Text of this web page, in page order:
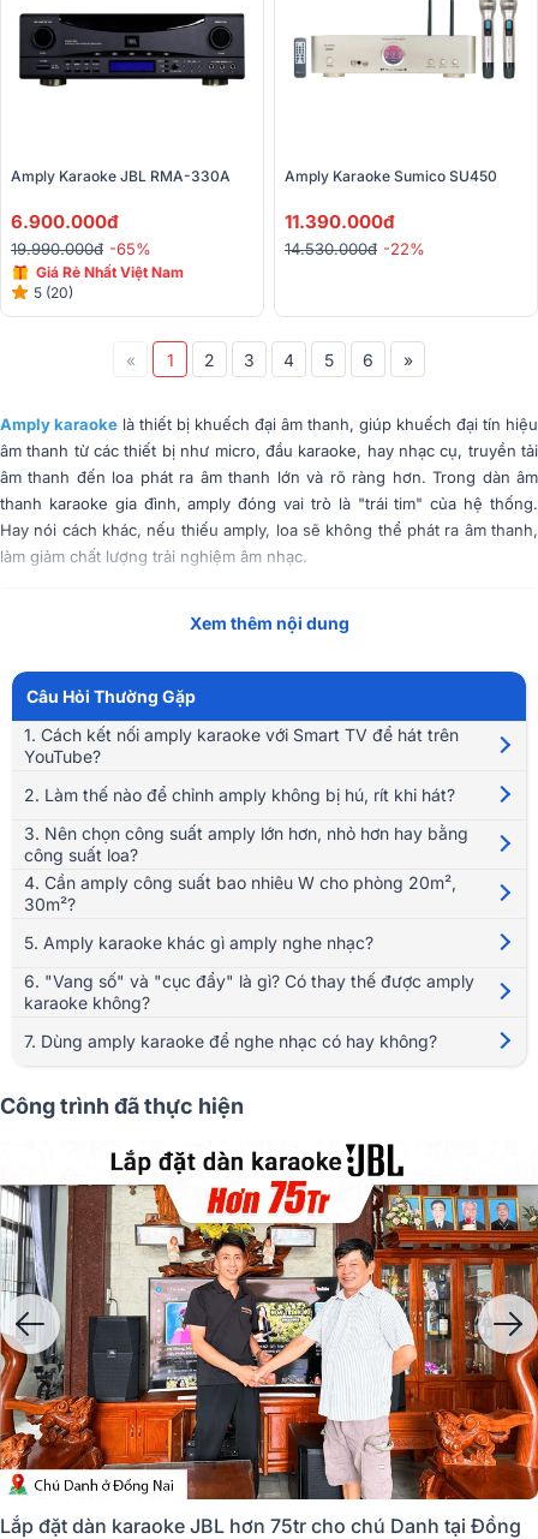
Amply Karaoke JBL RMA-330A
6.900.000đ
19.990.000đ -65%
Giá Rẻ Nhất Việt Nam
5 (20)
Amply Karaoke Sumico SU450
11.390.000đ
14.530.000đ -22%
« 1 2 3 4 5 6 »
Amply karaoke là thiết bị khuếch đại âm thanh, giúp khuếch đại tín hiệu
âm thanh từ các thiết bị như micro, đầu karaoke, hay nhạc cụ, truyền tải
âm thanh đến loa phát ra âm thanh lớn và rõ ràng hơn. Trong dàn âm
thanh karaoke gia đình, amply đóng vai trò là "trái tim" của hệ thống.
Hay nói cách khác, nếu thiếu amply, loa sẽ không thể phát ra âm thanh,
làm giảm chất lượng trải nghiệm âm nhạc.
(Mở rộng)
Bên cạnh đó, amply hát karaoke còn giúp tinh chỉnh các yếu tố âm
thanh như bass, treble, và âm lượng, mang lại chất âm trong trẻo, mượt
mà và dễ chịu. Với khả năng kết nối đa dạng, amply karaoke dễ dàng
phối ghép với nhiều thiết bị âm thanh khác, tạo nên một bộ dàn karaoke
dàn âm thanh, nâng tầm giọng hát và tận hưởng trọn vẹn đam mê ca hát
tại gia?Bảo Châu Elec - Hệ thống phân phối thiết bị âm thanh hàng đầu
Việt Nam mang đến cho bạn hàng trăm mẫu amply karaoke chính hãng
từ các thương hiệu uy tín như Denon, JBL, BIK, BKSound, Boston
Audio… Tại đây, bạn dễ dàng chọn được amply phù hợp từ cơ bản đến
cao cấp, hỗ trợ xử lý tiếng vang, lọc nhiễu, cho giọng hát mượt mà,
sống động như phòng thu.
Xem thêm nội dung
Câu Hỏi Thường Gặp
1. Cách kết nối amply karaoke với Smart TV để hát trên
YouTube?
2. Làm thế nào để chỉnh amply không bị hú, rít khi hát?
3. Nên chọn công suất amply lớn hơn, nhỏ hơn hay bằng
công suất loa?
4. Cần amply công suất bao nhiêu W cho phòng 20m²,
30m²?
5. Amply karaoke khác gì amply nghe nhạc?
6. "Vang số" và "cục đẩy" là gì? Có thay thế được amply
karaoke không?
7. Dùng amply karaoke để nghe nhạc có hay không?
Công trình đã thực hiện
Lắp đặt dàn karaoke JBL hơn 75tr cho chú Danh tại Đồng